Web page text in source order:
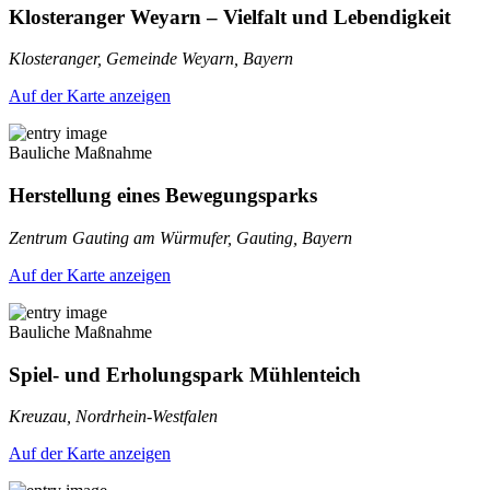
Klosteranger Weyarn – Vielfalt und Lebendigkeit
Klosteranger, Gemeinde Weyarn, Bayern
Auf der Karte anzeigen
Bauliche Maßnahme
Herstellung eines Bewegungsparks
Zentrum Gauting am Würmufer, Gauting, Bayern
Auf der Karte anzeigen
Bauliche Maßnahme
Spiel- und Erholungspark Mühlenteich
Kreuzau, Nordrhein-Westfalen
Auf der Karte anzeigen